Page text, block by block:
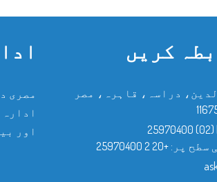
کریں
دراسہ، قاہرہ، مصر
(02) 25970400
سطح پر: +20 2 25970400
مصری
اور